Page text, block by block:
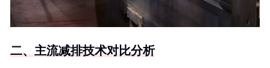
二、主流减排技术对比分析